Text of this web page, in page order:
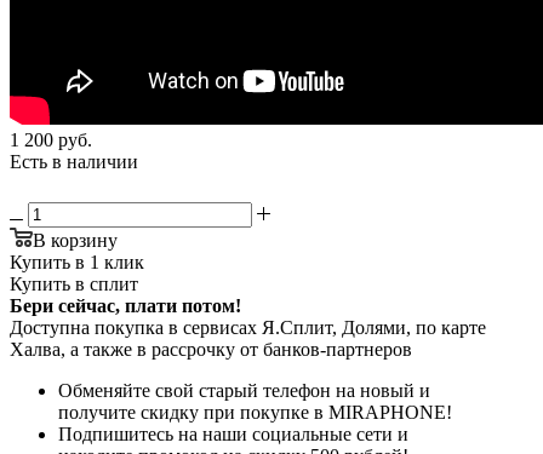
1 200 руб.
Есть в наличии
В корзину
Купить в 1 клик
Купить в сплит
Бери сейчас, плати потом!
Доступна покупка в сервисах Я.Сплит, Долями, по карте
Халва, а также в рассрочку от банков-партнеров
Обменяйте свой старый телефон на новый и
получите скидку при покупке в MIRAPHONE!
Подпишитесь на наши социальные сети и